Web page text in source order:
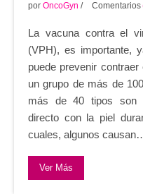
por OncoGyn / Comentarios
La vacuna contra el
(VPH), es importante,
puede prevenir
un grupo de más de
más de 40 tipos son
directo con la piel
cuales, algunos
Ver Más